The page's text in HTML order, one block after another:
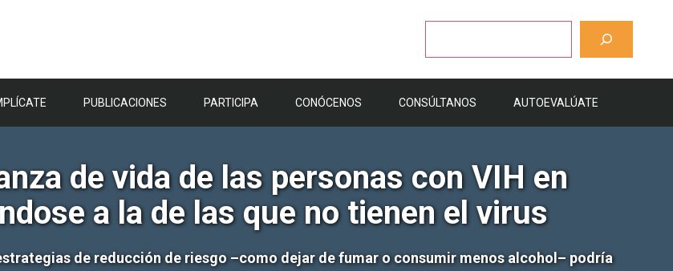
PUBLICACIONES PARTICIPA CONÓCENOS CONSÚLTANOS AUTOEVALÚATE
de vida de las personas con VIH en
a la de las que no tienen el virus
de reducción de riesgo –como dejar de fumar o consumir menos alcohol– podría